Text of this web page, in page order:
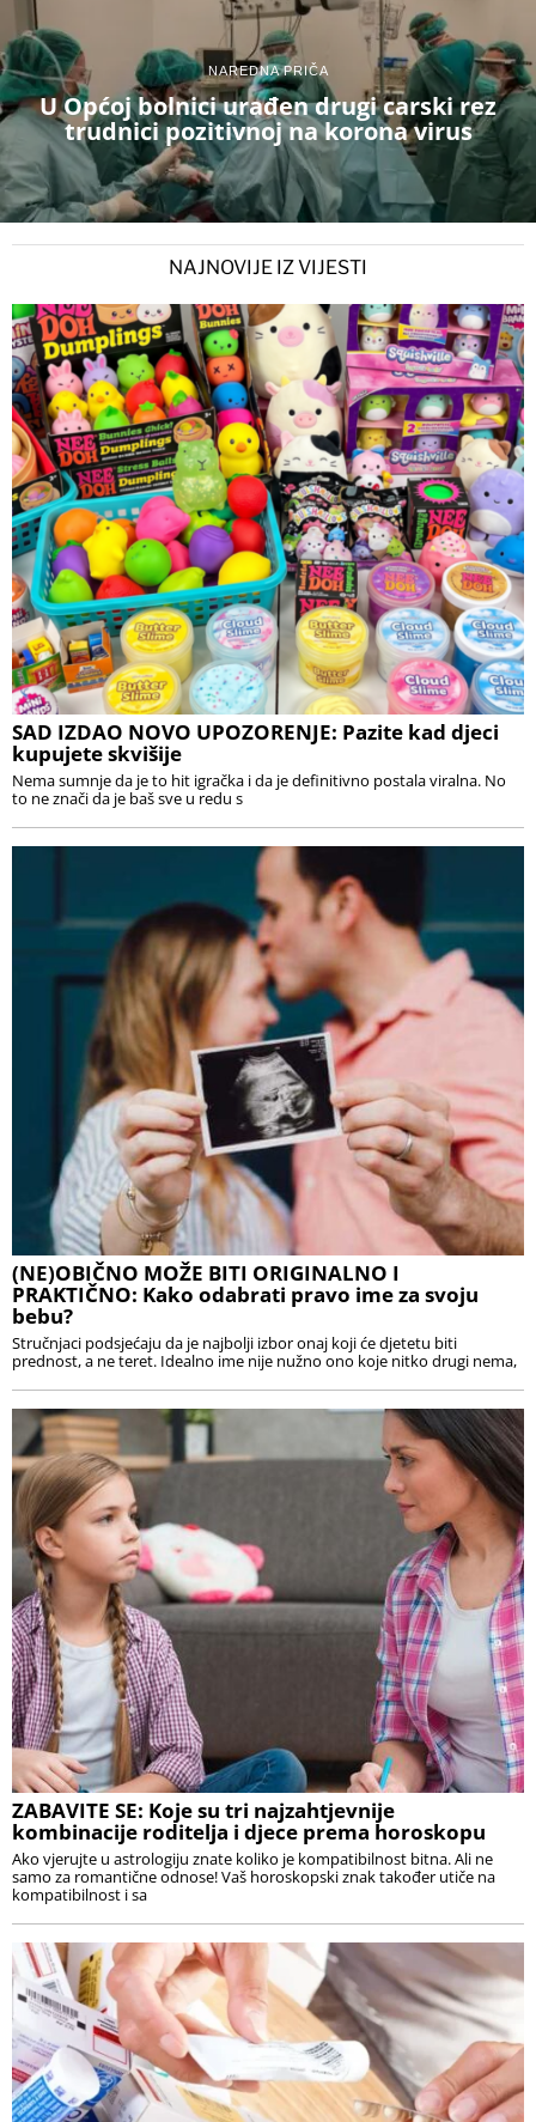
NAREDNA PRIČA
U Općoj bolnici urađen drugi carski rez
trudnici pozitivnoj na korona virus
NAJNOVIJE IZ VIJESTI
SAD IZDAO NOVO UPOZORENJE: Pazite kad djeci
kupujete skvišije
Nema sumnje da je to hit igračka i da je definitivno postala viralna. No
to ne znači da je baš sve u redu s
(NE)OBIČNO MOŽE BITI ORIGINALNO I
PRAKTIČNO: Kako odabrati pravo ime za svoju
bebu?
Stručnjaci podsjećaju da je najbolji izbor onaj koji će djetetu biti
prednost, a ne teret. Idealno ime nije nužno ono koje nitko drugi nema,
ZABAVITE SE: Koje su tri najzahtjevnije
kombinacije roditelja i djece prema horoskopu
Ako vjerujte u astrologiju znate koliko je kompatibilnost bitna. Ali ne
samo za romantične odnose! Vaš horoskopski znak također utiče na
kompatibilnost i sa